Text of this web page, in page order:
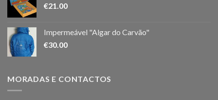
€21.00
Impermeável "Algar do Carvão"
€30.00
MORADAS E CONTACTOS